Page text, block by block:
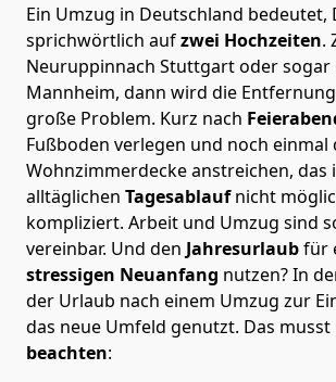
Ein Umzug in Deutschland bedeutet,
sprichwörtlich aufzwei Hochzeiten.
Neuruppinnach Stuttgart oder sogar
Mannheim, dann wird die
große Problem. Kurz nach
Fußboden verlegen und noch einmal
Wohnzimmerdecke anstreichen, das
alltäglichen Tagesablaufnicht
kompliziert. Arbeit und Umzug sind
vereinbar. Und den Jahresurlaubfür
stressigen Neuanfang nutzen? In
der Urlaub nach einem Umzug zur
das neue Umfeld genutzt. Das musst
beachten: